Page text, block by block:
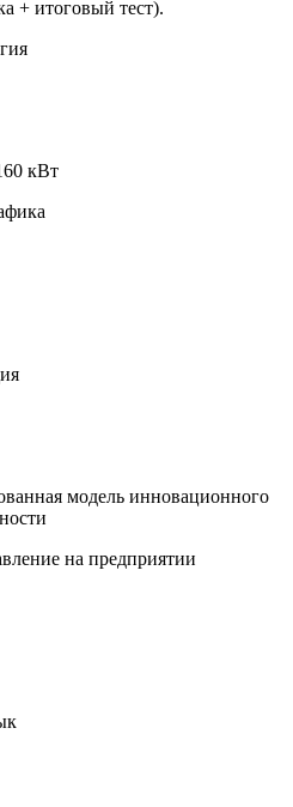
+ итоговый тест).
кВт
модель инновационного
на предприятии